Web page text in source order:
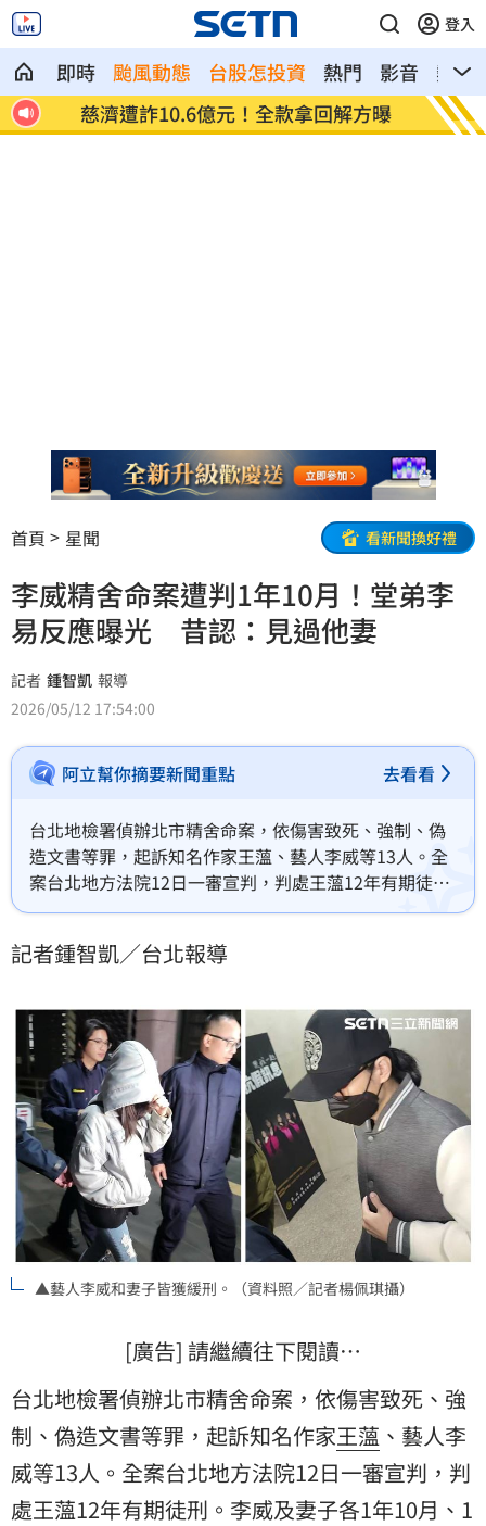
登入
即時 颱風動態 台股怎投資 熱門 影音
熱搜
慈濟遭詐10.6億元！全款拿回解方曝
稱龍
首頁 星聞 看新聞換好禮
李威精舍命案遭判1年10月！堂弟李
易反應曝光 昔認：見過他妻
記者 鍾智凱 報導
2026/05/12 17:54:00
阿立幫你摘要新聞重點 去看看
台北地檢署偵辦北市精舍命案，依傷害致死、強制、偽
造文書等罪，起訴知名作家王薀、藝人李威等13人。全
案台北地方法院12日一審宣判，判處王薀12年有期徒
刑。李威及妻子各1年10月、1年8月，皆緩刑5年。可上
記者鍾智凱／台北報導
▲藝人李威和妻子皆獲緩刑。（資料照／記者楊佩琪攝）
[廣告] 請繼續往下閱讀…
台北地檢署偵辦北市精舍命案，依傷害致死、強
制、偽造文書等罪，起訴知名作家王薀 、藝人李
威等13人。全案台北地方法院12日一審宣判，判
處王薀12年有期徒刑。李威及妻子各1年10月、1